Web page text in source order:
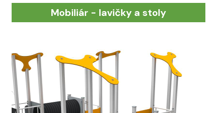
Mobiliár - lavičky a stoly